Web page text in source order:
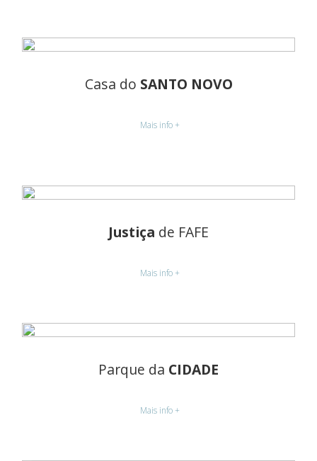
Casa do SANTO NOVO
Mais info +
Justiça de FAFE
Mais info +
Parque da CIDADE
Mais info +